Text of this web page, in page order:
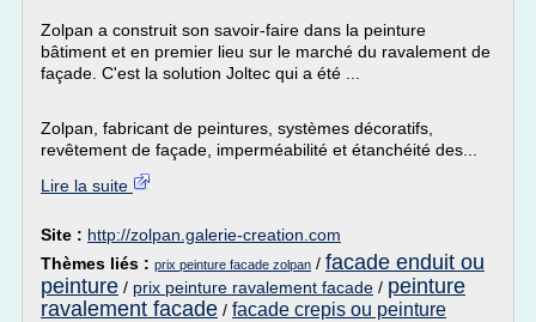
Zolpan a construit son savoir-faire dans la peinture
bâtiment et en premier lieu sur le marché du ravalement de
façade. C'est la solution Joltec qui a été ...
Zolpan, fabricant de peintures, systèmes décoratifs,
revêtement de façade, imperméabilité et étanchéité des...
Lire la suite
Site : http://zolpan.galerie-creation.com
Thèmes liés : prix peinture facade zolpan / facade enduit ou
peinture / prix peinture ravalement facade / peinture
ravalement facade / facade crepis ou peinture